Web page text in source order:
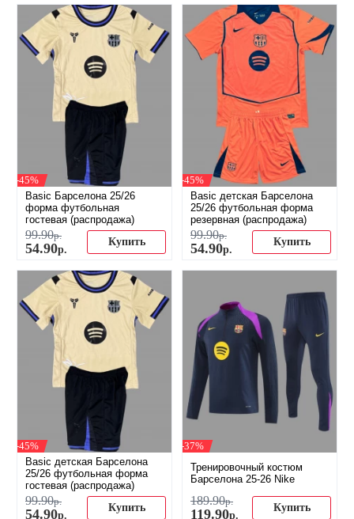
-45%
Basic Барселона 25/26
форма футбольная
гостевая (распродажа)
99.90р.
54.90р.
Купить
-45%
Basic детская Барселона
25/26 футбольная форма
резервная (распродажа)
99.90р.
54.90р.
Купить
-45%
Basic детская Барселона
25/26 футбольная форма
гостевая (распродажа)
99.90р.
54.90р.
Купить
-37%
Тренировочный костюм
Барселона 25-26 Nike
189.90р.
119.90р.
Купить